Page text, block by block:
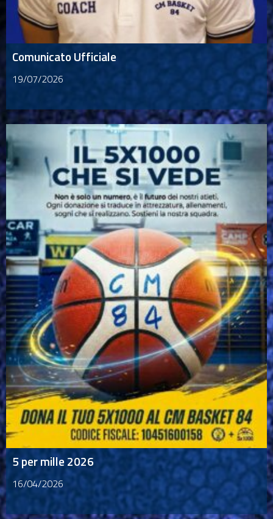
Comunicato Ufficiale
19/07/2026
5 per mille 2026
16/04/2026